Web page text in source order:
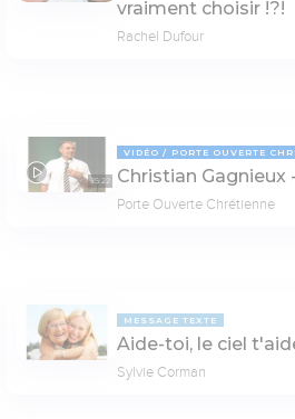
vraiment choisir !?!
Rachel Dufour
35:22
VIDÉO PORTE OUVERTE
Christian Gagnieux
Porte Ouverte Chrétienne
MESSAGE TEXTE
Aide-toi, le ciel
Sylvie Corman